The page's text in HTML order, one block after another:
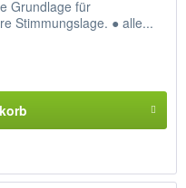
Grundlage für
Stimmungslage. ● alle...